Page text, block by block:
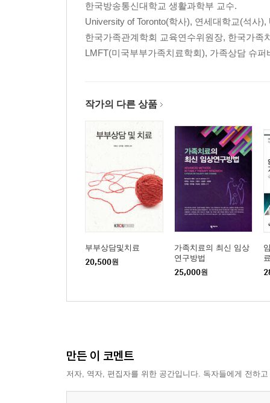
한국방송통신대학교 생활과학부 교수.
University of Toronto(학사), 연세대학교(석사
한국가족관계학회 교육연수위원장, 한국가족
LMFT(미국부부가족치료학회), 가족상담 슈
작가의 다른 상품
부부상담및치료
20,500원
가족치료의 최신 임상
연구방법
25,000원
만든 이 코멘트
저자, 역자, 편집자를 위한 공간입니다. 독자들에게 전하